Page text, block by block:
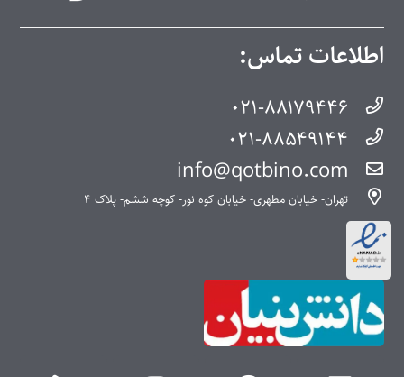
اطلاعات تماس:
۰۲۱-۸۸۱۷۹۴۴۶
۰۲۱-۸۸۵۴۹۱۴۴
info@qotbino.com
تهران- خیابان مطهری- خیابان کوه نور- کوچه ششم- پلاک ۴